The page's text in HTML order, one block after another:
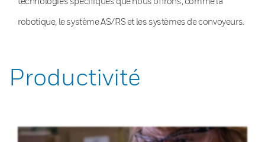
robotique, le système AS/RS et les systèmes de convoyeurs.
Productivité